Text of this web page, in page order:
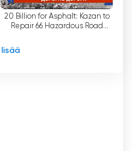
alueen
katsojille
eri
20 Billion for Asphalt: Kazan to
Repair 66 Hazardous Road